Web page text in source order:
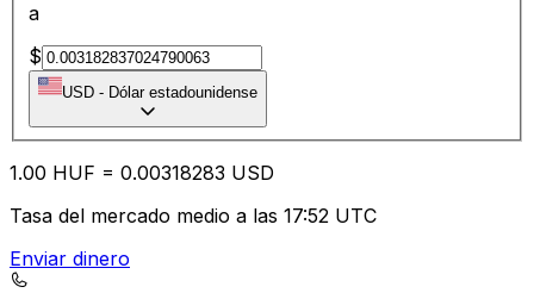
a
$
USD - Dólar estadounidense
1.00 HUF = 0.00318283 USD
Tasa del mercado medio a las 17:52 UTC
Enviar dinero